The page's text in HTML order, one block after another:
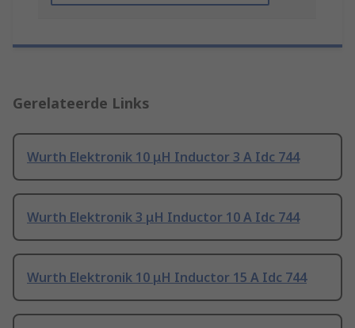
Gerelateerde Links
Wurth Elektronik 10 μH Inductor 3 A Idc 744
Wurth Elektronik 3 μH Inductor 10 A Idc 744
Wurth Elektronik 10 μH Inductor 15 A Idc 744